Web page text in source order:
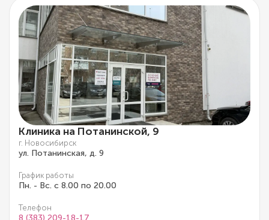
Клиника на Потанинской, 9
г. Новосибирск
ул. Потанинская, д. 9
График работы
Пн. - Вс. с 8.00 по 20.00
Телефон
8 (383) 209-18-17